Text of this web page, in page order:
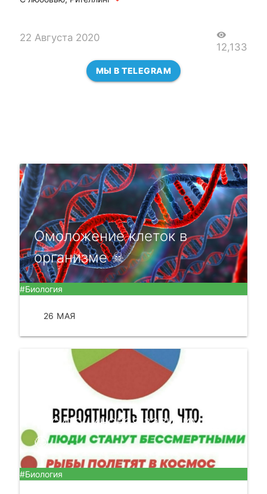
22 Августа 2020 visibility
12,133
МЫ В TELEGRAM
Омоложение клеток в
организме ☠
#Биология
26 МАЯ
Окситоциновая зависимоть
🥴
#Биология